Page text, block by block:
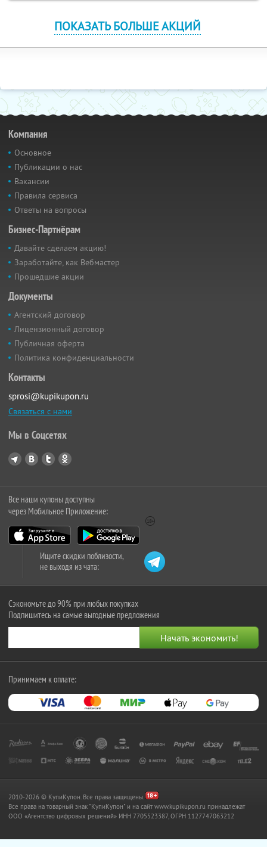
ПОКАЗАТЬ БОЛЬШЕ АКЦИЙ
Компания
Основное
Публикации о нас
Вакансии
Правила сервиса
Ответы на вопросы
Бизнес-Партнёрам
Давайте сделаем акцию!
Заработайте, как Вебмастер
Прошедшие акции
Документы
Агентский договор
Лицензионный договор
Публичная оферта
Политика конфиденциальности
Контакты
sprosi@kupikupon.ru
Связаться с нами
Мы в Соцсетях
Все наши купоны доступны
через Мобильное Приложение:
Ищите скидки поблизости,
не выходя из чата:
Сэкономьте до 90% при любых покупках
Подпишитесь на самые выгодные предложения
Принимаем к оплате:
2010-2026 © КупиКупон. Все права защищены.
Все права на товарный знак "КупиКупон" и на сайт www.kupikupon.ru принадлежат
OOO «Агентство цифровых решений» ИНН 7705523387, ОГРН 1127747063212